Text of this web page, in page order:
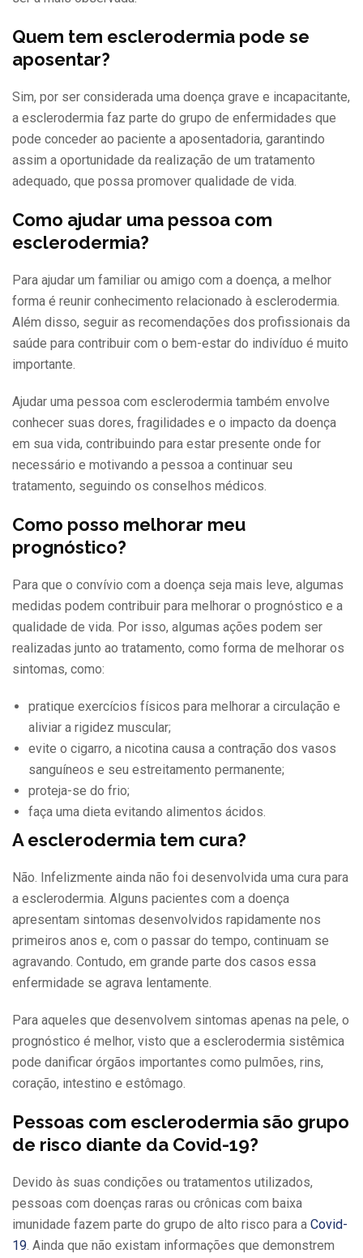
Quem tem esclerodermia pode se
aposentar?
Sim, por ser considerada uma doença grave e incapacitante,
a esclerodermia faz parte do grupo de enfermidades que
pode conceder ao paciente a aposentadoria, garantindo
assim a oportunidade da realização de um tratamento
adequado, que possa promover qualidade de vida.
Como ajudar uma pessoa com
esclerodermia?
Para ajudar um familiar ou amigo com a doença, a melhor
forma é reunir conhecimento relacionado à esclerodermia.
Além disso, seguir as recomendações dos profissionais da
saúde para contribuir com o bem-estar do indivíduo é muito
importante.
Ajudar uma pessoa com esclerodermia também envolve
conhecer suas dores, fragilidades e o impacto da doença
em sua vida, contribuindo para estar presente onde for
necessário e motivando a pessoa a continuar seu
tratamento, seguindo os conselhos médicos.
Como posso melhorar meu
prognóstico?
Para que o convívio com a doença seja mais leve, algumas
medidas podem contribuir para melhorar o prognóstico e a
qualidade de vida. Por isso, algumas ações podem ser
realizadas junto ao tratamento, como forma de melhorar os
sintomas, como:
pratique exercícios físicos para melhorar a circulação e
aliviar a rigidez muscular;
evite o cigarro, a nicotina causa a contração dos vasos
sanguíneos e seu estreitamento permanente;
proteja-se do frio;
faça uma dieta evitando alimentos ácidos.
A esclerodermia tem cura?
Não. Infelizmente ainda não foi desenvolvida uma cura para
a esclerodermia. Alguns pacientes com a doença
apresentam sintomas desenvolvidos rapidamente nos
primeiros anos e, com o passar do tempo, continuam se
agravando. Contudo, em grande parte dos casos essa
enfermidade se agrava lentamente.
Para aqueles que desenvolvem sintomas apenas na pele, o
prognóstico é melhor, visto que a esclerodermia sistêmica
pode danificar órgãos importantes como pulmões, rins,
coração, intestino e estômago.
Pessoas com esclerodermia são grupo
de risco diante da Covid-19?
Devido às suas condições ou tratamentos utilizados,
pessoas com doenças raras ou crônicas com baixa
imunidade fazem parte do grupo de alto risco para a Covid-
19. Ainda que não existam informações que demonstrem